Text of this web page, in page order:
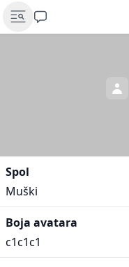
Spol
Muški
Boja avatara
c1c1c1